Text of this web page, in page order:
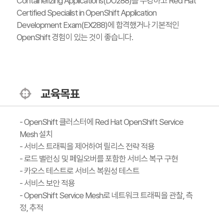
Certified Specialist in OpenShift Application
Development Exam(EX288)에 합격했거나 기본적인
OpenShift 경험이 있는 것이 좋습니다.
교육목표
- OpenShift 클러스터에 Red Hat OpenShift Service
Mesh 설치
- 서비스 트래픽을 제어하여 릴리스 전략 적용
- 로드 밸런싱 및 페일오버를 포함한 서비스 복구 구현
- 카오스 테스트로 서비스 복원성 테스트
- 서비스 보안 적용
- OpenShift Service Mesh로 네트워크 트래픽을 관찰, 측
정, 추적